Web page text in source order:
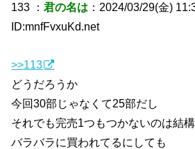
133 ：君の名は ：2024/03/29(金)
ID:mnfFvxuKd.net
>>113
どうだろうか
今回30部じゃなくて25部だし
それでも完売1つもつかないのは結
バラバラに買われてるにしても